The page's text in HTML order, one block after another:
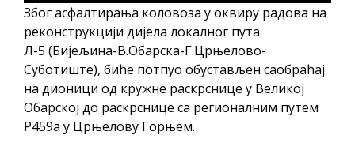
Због асфалтирања коловоза у оквиру радова на
реконструкцији дијела локалног пута
Л-5 (Бијељина-В.Обарска-Г.Црњелово-
Суботиште), биће потпуо обустављен саобраћај
на дионици од кружне раскрснице у Великој
Обарској до раскрснице са регионалним путем
Р459а у Црњелову Горњем.